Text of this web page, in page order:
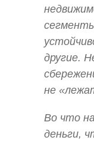
другие.
не
Во что
деньги,